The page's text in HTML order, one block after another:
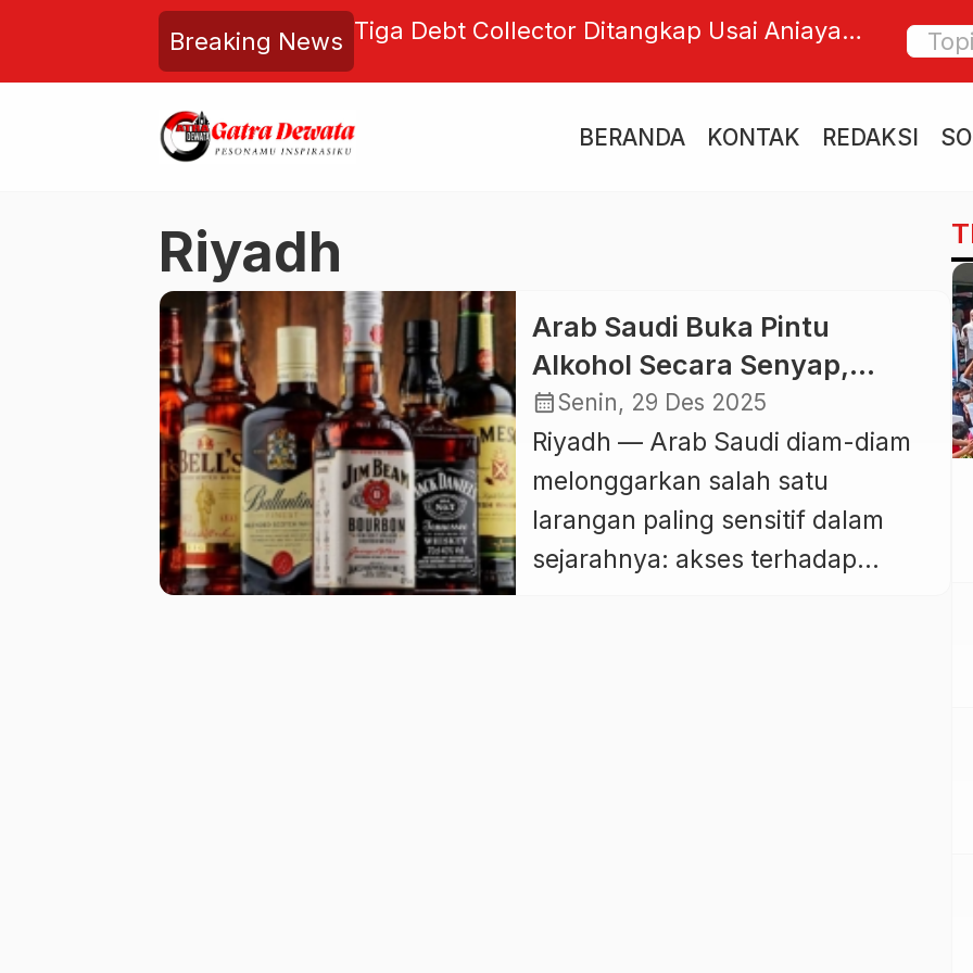
Breaking News
Bernuansa Rumah di
Bali Lewat “Home for
Tiga Debt Collector Ditangkap Usai Aniaya
BERANDA KONTAK REDAKSI
Riyadh
Arab Saudi Buka Pintu
Alkohol Secara Senyap,
Liberalisasi Diam-Diam di
Negeri Dua Tanah Suci
calendar_monthSenin, 29 Des 2025
Riyadh — Arab Saudi diam-diam
melonggarkan salah satu
larangan paling sensitif dalam
sejarahnya: akses terhadap